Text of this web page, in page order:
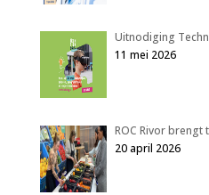
Uitnodiging
11 mei 2026
ROC Rivor brengt
20 april 2026